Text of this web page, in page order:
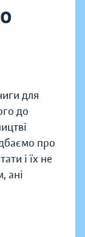
для
до
про
і їх не
ані